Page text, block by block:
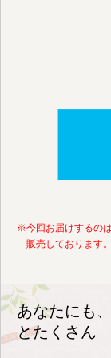
※今回お届けするの
販売しております。
あなたにも
とたくさん